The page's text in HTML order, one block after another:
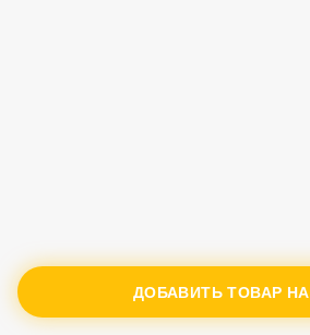
ДОБАВИТЬ ТОВАР